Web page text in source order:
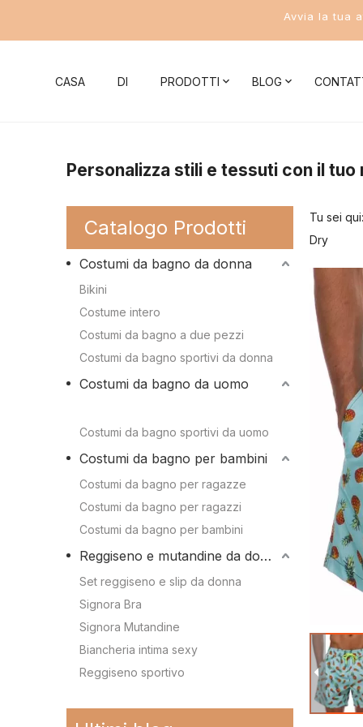
Avvia la tua
CASA DI PRODOTTI
Costumi da bagno donna
Costume intero
Costumi da bagno a due pezzi
Costumi da bagno da uomo
Camion da nuoto
Costumi da bagno per ragazze
Costumi da bagno per bambini
Reggiseno e mutandine da donna
Reggiseno sportivo
BLOG
Notizie aziendali
Conoscenza del
Conoscenza del
Conoscenza del
Conoscenza
Conoscenza
Conoscenza
Personalizza stili e tessuti con il
Catalogo Prodotti
Costumi da bagno da donna
Bikini
Costume intero
Costumi da bagno a due pezzi
Costumi da bagno sportivi da donna
Costumi da bagno da uomo
Costumi da bagno sportivi da uomo
Costumi da bagno per bambini
Costumi da bagno per ragazze
Costumi da bagno per ragazzi
Costumi da bagno per bambini
Reggiseno e mutandine da donna
Set reggiseno e slip da donna
Signora Bra
Signora Mutandine
Biancheria intima sexy
Reggiseno sportivo
Tu sei qui:
Dry